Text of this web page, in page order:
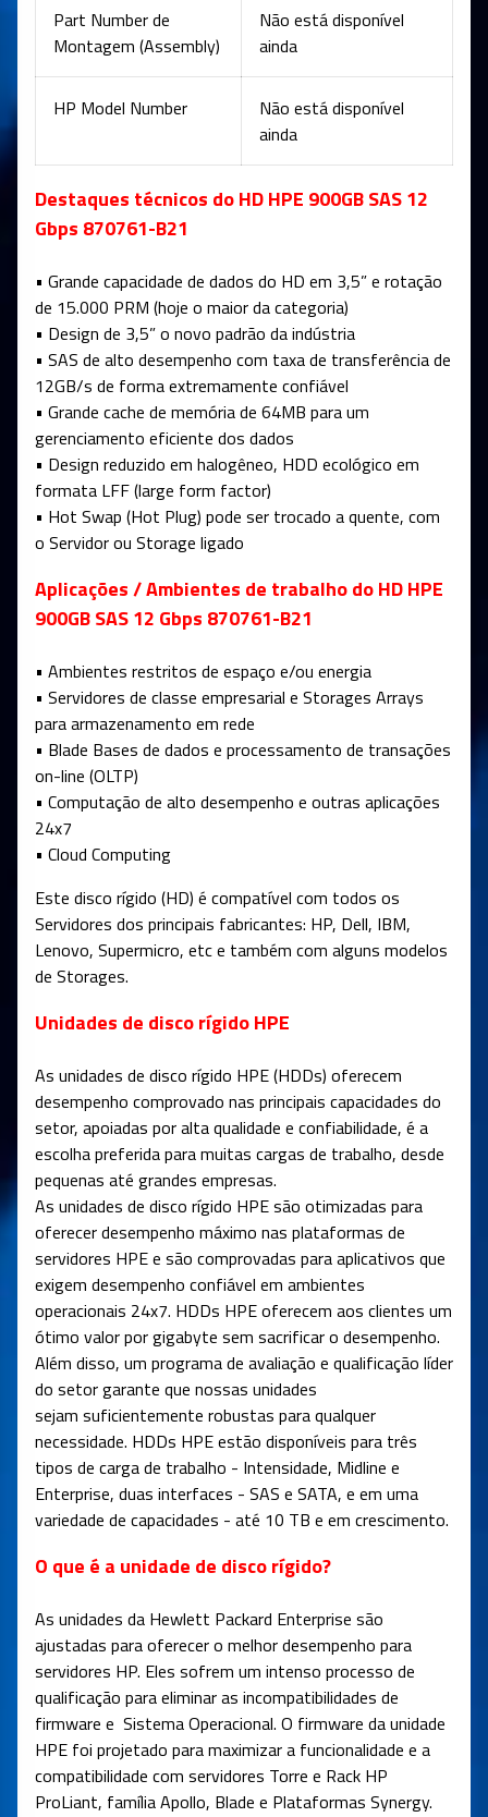
Part Number de
Montagem (Assembly)
Não está disponível
ainda
HP Model Number
Não está disponível
ainda
Destaques técnicos do HD HPE 900GB SAS 12
Gbps 870761-B21
• Grande capacidade de dados do HD em 3,5” e rotação
de 15.000 PRM (hoje o maior da categoria)
• Design de 3,5” o novo padrão da indústria
• SAS de alto desempenho com taxa de transferência de
12GB/s de forma extremamente confiável
• Grande cache de memória de 64MB para um
gerenciamento eficiente dos dados
• Design reduzido em halogêneo, HDD ecológico em
formata LFF (large form factor)
• Hot Swap (Hot Plug) pode ser trocado a quente, com
o Servidor ou Storage ligado
Aplicações / Ambientes de trabalho do HD HPE
900GB SAS 12 Gbps 870761-B21
• Ambientes restritos de espaço e/ou energia
• Servidores de classe empresarial e Storages Arrays
para armazenamento em rede
• Blade Bases de dados e processamento de transações
on-line (OLTP)
• Computação de alto desempenho e outras aplicações
24x7
• Cloud Computing
Este disco rígido (HD) é compatível com todos os
Servidores dos principais fabricantes: HP, Dell, IBM,
Lenovo, Supermicro, etc e também com alguns modelos
de Storages.
Unidades de disco rígido HPE
As unidades de disco rígido HPE (HDDs) oferecem
desempenho comprovado nas principais capacidades do
setor, apoiadas por alta qualidade e confiabilidade, é a
escolha preferida para muitas cargas de trabalho, desde
pequenas até grandes empresas.
As unidades de disco rígido HPE são otimizadas para
oferecer desempenho máximo nas plataformas de
servidores HPE e são comprovadas para aplicativos que
exigem desempenho confiável em ambientes
operacionais 24x7. HDDs HPE oferecem aos clientes um
ótimo valor por gigabyte sem sacrificar o desempenho.
Além disso, um programa de avaliação e qualificação líder
do setor garante que nossas unidades
sejam suficientemente robustas para qualquer
necessidade. HDDs HPE estão disponíveis para três
tipos de carga de trabalho - Intensidade, Midline e
Enterprise, duas interfaces - SAS e SATA, e em uma
variedade de capacidades - até 10 TB e em crescimento.
O que é a unidade de disco rígido?
As unidades da Hewlett Packard Enterprise são
ajustadas para oferecer o melhor desempenho para
servidores HP. Eles sofrem um intenso processo de
qualificação para eliminar as incompatibilidades de
firmware e Sistema Operacional. O firmware da unidade
HPE foi projetado para maximizar a funcionalidade e a
compatibilidade com servidores Torre e Rack HP
ProLiant, família Apollo, Blade e Plataformas Synergy.